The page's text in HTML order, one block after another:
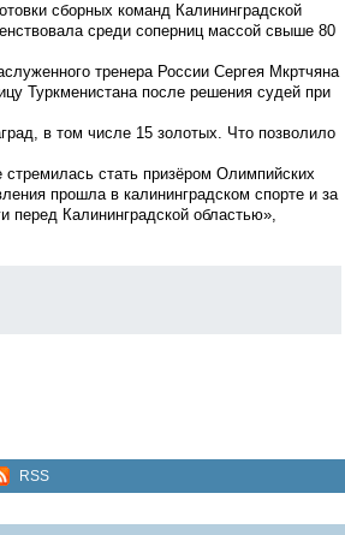
сборных команд Калининградской
среди соперниц массой свыше 80
тренера России Сергея Мкртчяна
Туркменистана после решения судей при
в том числе 15 золотых. Что позволило
стать призёром Олимпийских
прошла в калининградском спорте и за
перед Калининградской областью»,
RSS